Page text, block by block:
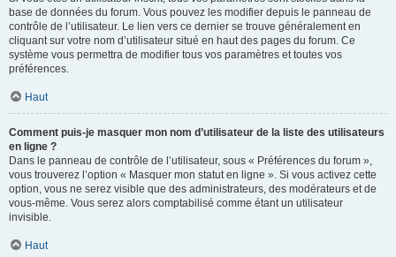
base de données du forum. Vous pouvez les modifier depuis le panneau de
contrôle de l’utilisateur. Le lien vers ce dernier se trouve généralement en
cliquant sur votre nom d’utilisateur situé en haut des pages du forum. Ce
système vous permettra de modifier tous vos paramètres et toutes vos
préférences.
Haut
Comment puis-je masquer mon nom d’utilisateur de la liste des utilisateurs
en ligne ?
Dans le panneau de contrôle de l’utilisateur, sous « Préférences du forum »,
vous trouverez l’option « Masquer mon statut en ligne ». Si vous activez cette
option, vous ne serez visible que des administrateurs, des modérateurs et de
vous-même. Vous serez alors comptabilisé comme étant un utilisateur
invisible.
Haut